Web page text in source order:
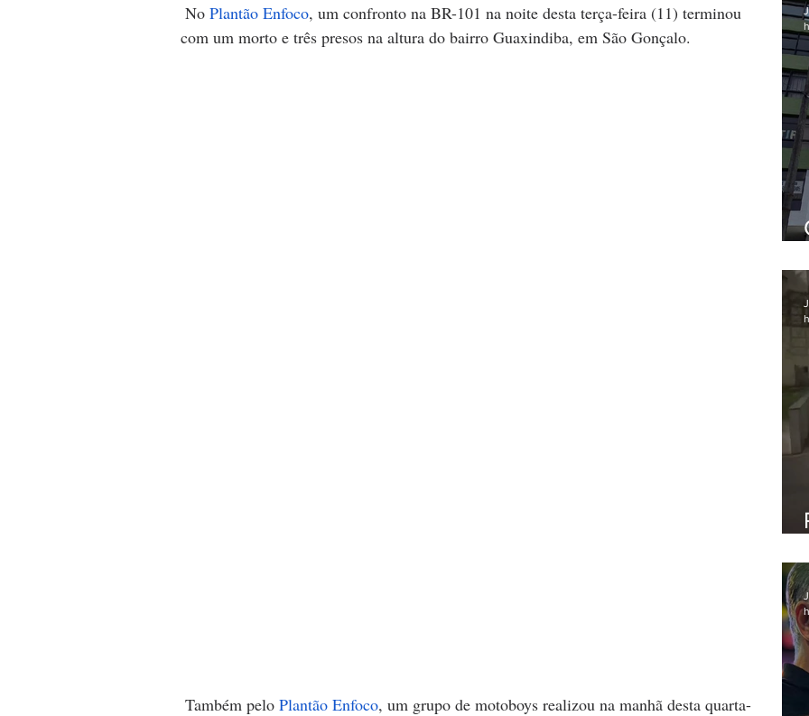
No Plantão Enfoco, um confronto na BR-101 na noite desta terça-feira (11) terminou
com um morto e três presos na altura do bairro Guaxindiba, em São Gonçalo.
Também pelo Plantão Enfoco, um grupo de motoboys realizou na manhã desta quarta-